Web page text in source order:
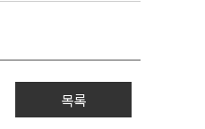
목록